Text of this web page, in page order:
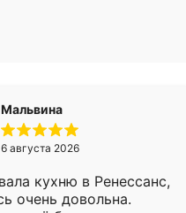
Мальвина
6 августа 2026
кухню в Ренессанс,
очень довольна.